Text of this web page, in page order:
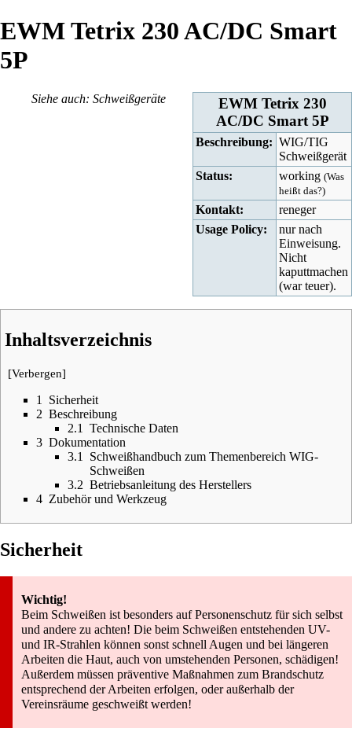
EWM Tetrix 230 AC/DC Smart
5P
EWM Tetrix 230
AC/DC Smart 5P
Beschreibung: WIG/TIG
Schweißgerät
Status:
working(Was
heißt das?)
Kontakt:
reneger
Usage Policy:
nur nach
Einweisung.
Nicht
kaputtmachen
(war teuer).
Siehe auch: Schweißgeräte
Inhaltsverzeichnis
[Verbergen]
1
Sicherheit
2 Beschreibung
2.1
Technische Daten
3 Dokumentation
3.1
Schweißhandbuch zum Themenbereich WIG-
Schweißen
3.2 Betriebsanleitung des Herstellers
4 Zubehör und Werkzeug
Sicherheit
Wichtig!
Beim Schweißen ist besonders auf Personenschutz für sich selbst
und andere zu achten! Die beim Schweißen entstehenden UV-
und IR-Strahlen können sonst schnell Augen und bei längeren
Arbeiten die Haut, auch von umstehenden Personen, schädigen!
Außerdem müssen präventive Maßnahmen zum Brandschutz
entsprechend der Arbeiten erfolgen, oder außerhalb der
Vereinsräume geschweißt werden!